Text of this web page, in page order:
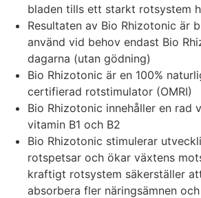
bladen tills ett starkt rotsystem
Resultaten av Bio Rhizotonic är
använd vid behov endast Bio
dagarna (utan gödning)
Bio Rhizotonic är en 100%
certifierad rotstimulator (OMRI)
Bio Rhizotonic innehåller en rad
vitamin B1 och B2
Bio Rhizotonic stimulerar
rotspetsar och ökar växtens
kraftigt rotsystem säkerställer
absorbera fler näringsämnen